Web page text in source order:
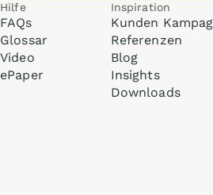
Hilfe
FAQs
Glossar
Video
ePaper
Inspiration
Kunden
Referenzen
Blog
Insights
Downloads